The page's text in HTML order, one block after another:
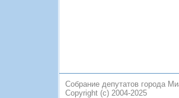
Собрание депутатов города
Copyright (c) 2004-2025